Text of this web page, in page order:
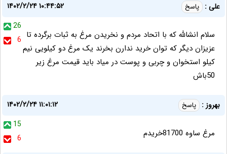
علی : پاسخ
۱۴۰۲/۲/۲۴ ۱۰:۴۴:۵۲
26
6 سلام انشالله که با اتحاد مردم و نخریدن مرغ به ثبات برگرده تا
عزیزان دیگر که توان خرید ندارن بخرند یک مرغ دو کیلویی نیم
کیلو استخوان و چربی و پوست در میاد باید قیمت مرغ زیر
50باش
بهروز : پاسخ
۱۴۰۲/۲/۲۴ ۱۱:۰۱:۱۲
15
6
مرغ ساوه 81700خریدم